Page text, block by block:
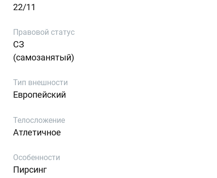
22/11
Правовой статус
СЗ
(самозанятый)
Тип внешности
Европейский
Телосложение
Атлетичное
Особенности
Пирсинг